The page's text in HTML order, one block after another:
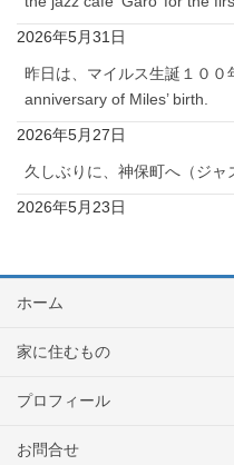
2026年5月31日
昨日は、マイルス生誕１０
anniversary of Miles’ birth.
2026年5月27日
久しぶりに、神保町へ（ジャ
2026年5月23日
ホーム
家に住むもの
プロフィール
お問合せ